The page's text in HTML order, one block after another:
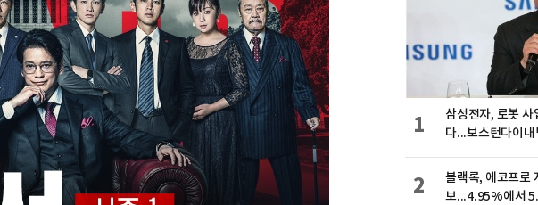
삼성전자, 로봇 사
다...보스턴다이
1
블랙록, 에코프로
보...4.95%에서
2